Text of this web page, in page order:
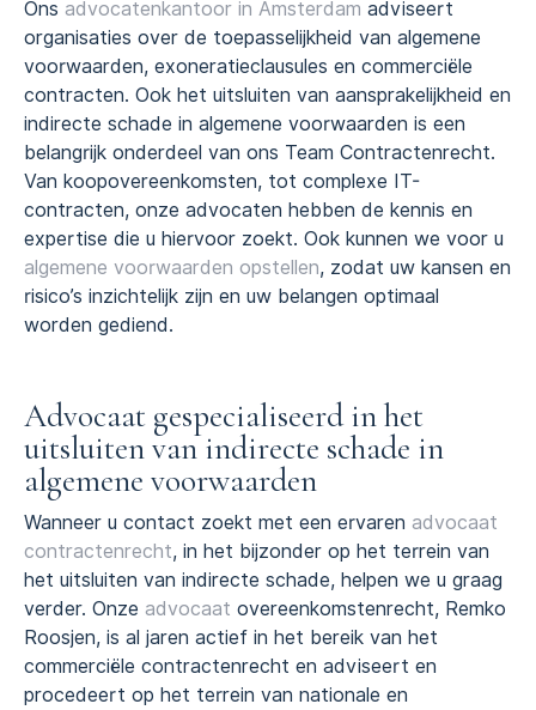
Ons advocatenkantoor in Amsterdam adviseert
organisaties over de toepasselijkheid van algemene
voorwaarden, exoneratieclausules en commerciële
contracten. Ook het uitsluiten van aansprakelijkheid en
indirecte schade in algemene voorwaarden is een
belangrijk onderdeel van ons Team Contractenrecht.
Van koopovereenkomsten, tot complexe IT-
contracten, onze advocaten hebben de kennis en
expertise die u hiervoor zoekt. Ook kunnen we voor u
algemene voorwaarden opstellen, zodat uw kansen en
risico’s inzichtelijk zijn en uw belangen optimaal
worden gediend.
Advocaat gespecialiseerd in het
uitsluiten van indirecte schade in
algemene voorwaarden
Wanneer u contact zoekt met een ervaren advocaat
contractenrecht, in het bijzonder op het terrein van
het uitsluiten van indirecte schade, helpen we u graag
verder. Onze advocaat overeenkomstenrecht, Remko
Roosjen, is al jaren actief in het bereik van het
commerciële contractenrecht en adviseert en
procedeert op het terrein van nationale en